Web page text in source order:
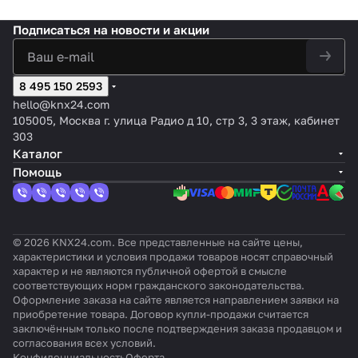
55x55,
6
кнопо
настр
ойка
на
360°
стная
кнопк
а, 6
к,
360°
настр
белый,
оттено
к:
вый
ция,
цвет:
вый
- 4
кнопки
Tecl
a 55
ный
- 8
кно
e,
55
ure
еем и
датчи
h-
MyDe
sign
ый
Подписаться на новости и акции
8 495 150 2593
hello@knx24.com
105005, Москва г. улица Радио д 10, стр 3, 3 этаж, кабинет
303
Каталог
Помощь
© 2026 KNX24.com. Все представленные на сайте цены,
характеристики и условия продажи товаров носят справочный
характер и не являются публичной офертой в смысле
соответствующих норм гражданского законодательства.
Оформление заказа на сайте является направлением заявки на
приобретение товара. Договор купли-продажи считается
заключённым только после подтверждения заказа продавцом и
согласования всех условий.